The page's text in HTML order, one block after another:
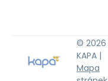
© 2026
KAPA |
Mapa